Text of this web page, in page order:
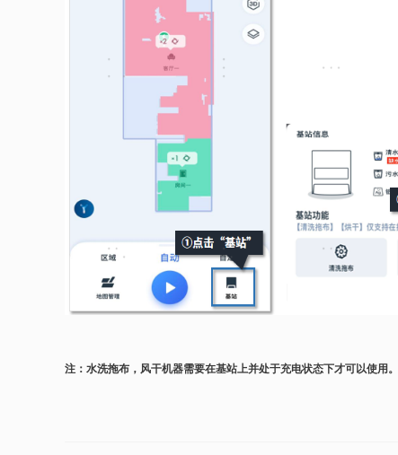
注：水洗拖布，风干机器需要在基站上并处于充电状态下才可以使用。